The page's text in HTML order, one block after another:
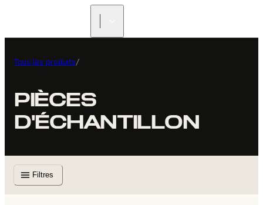
Tous les produits/
PIÈCES
D'ÉCHANTILLON
Filtres